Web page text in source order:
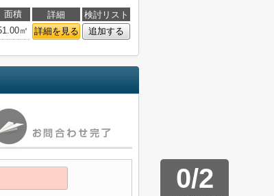
面積 詳細
検討リスト
㎡ 詳細を見る 追加する
0/2